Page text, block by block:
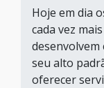
Hoje em dia
cada vez
desenvolvem
seu alto
oferecer